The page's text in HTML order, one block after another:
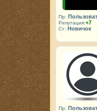
Пр:
Репутация:+7
Ст: Новичок
Пр: